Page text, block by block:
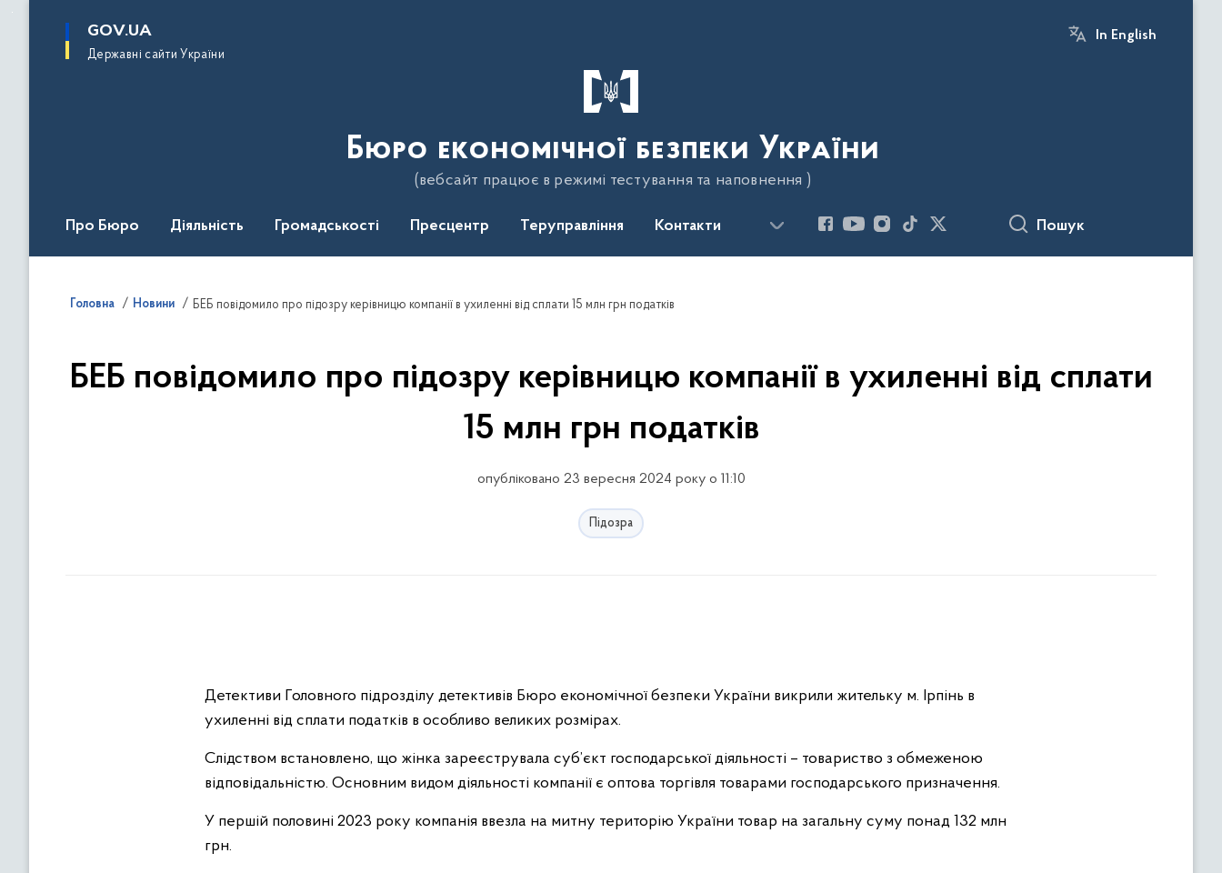
основного
GOV.UA
Державні сайти України
In English
Бюро економічної безпеки України
(вебсайт працює в режимі тестування та наповнення )
Про Бюро Діяльність Громадськості Пресцентр Теруправління Контакти Пошук
Головна Новини БЕБ повідомило про підозру керівницю компанії в ухиленні від сплати 15 млн грн податків
БЕБ повідомило про підозру керівницю компанії в ухиленні від сплати
15 млн грн податків
опубліковано 23 вересня 2024 року о 11:10
Підозра
Детективи Головного підрозділу детективів Бюро економічної безпеки України викрили жительку м. Ірпінь в
ухиленні від сплати податків в особливо великих розмірах.
Слідством встановлено, що жінка зареєструвала суб’єкт господарської діяльності – товариство з обмеженою
відповідальністю. Основним видом діяльності компанії є оптова торгiвля товарами господарського призначення.
У першій половині 2023 року компанія ввезла на митну територію України товар на загальну суму понад 132 млн
грн.